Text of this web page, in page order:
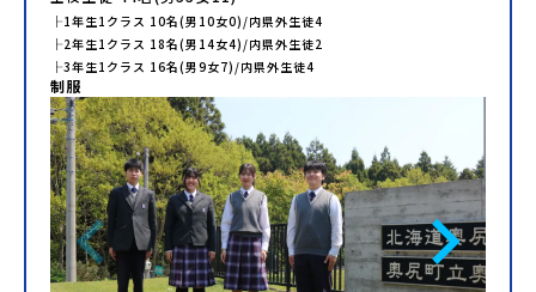
├1年生1 クラス 10名(男 10女0)/内県外生徒4
├2年生1 クラス 18名(男 14女4)/内県外生徒2
├3年生1 クラス 16名(男9女7)/内県外生徒4
制服